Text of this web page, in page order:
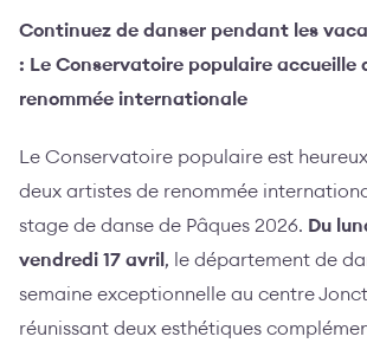
Continuez de danser pendant les
: Le Conservatoire populaire accueille
renommée internationale
Le Conservatoire populaire est
deux artistes de renommée
stage de danse de Pâques 2026. Du
vendredi 17 avril , le département de
semaine exceptionnelle au centre
réunissant deux esthétiques